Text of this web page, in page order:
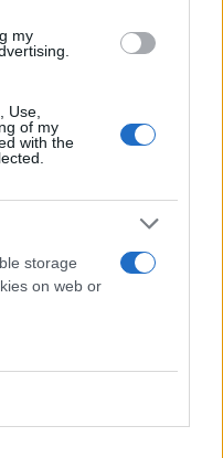
my
Use,
of my
with the
storage
on web or
τα δυο παιδιά μου
του
να συνεχίσω την
δικαστήρια αλλά και
δικαίου, σαν να
καλοκαιρινές
σημαντικές
κυρίως με
να αποφυλακιστούν
της Μάνδρας, η
όπου